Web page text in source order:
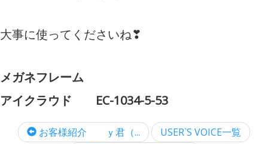
大事に使ってくださいね❣
メガネフレーム
アイクラウド EC-1034-5-53
お客様紹介 ｙ君（...
USER`S VOICE一覧